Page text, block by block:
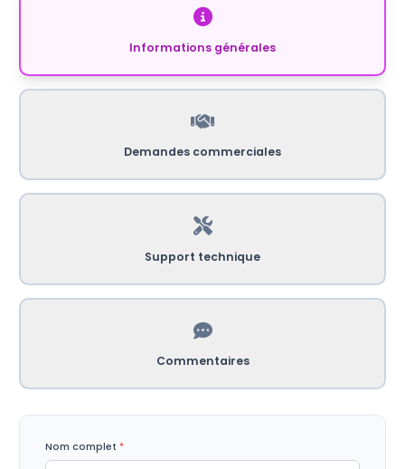
Informations générales
Demandes commerciales
Support technique
Commentaires
Nom complet *